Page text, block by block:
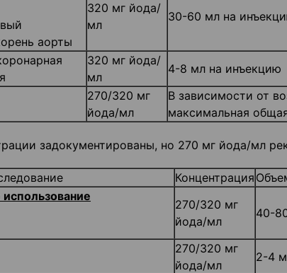
аорты
320 мг йода/
мл
30-60 мл на
320 мг йода/
мл
4-8 мл на инъекцию
270/320 мг
йода/мл
В зависимости от
максимальная
задокументированы, но 270 мг йода/мл
Концентрация
270/320 мг
йода/мл
40-
270/320 мг
йода/мл
2-4